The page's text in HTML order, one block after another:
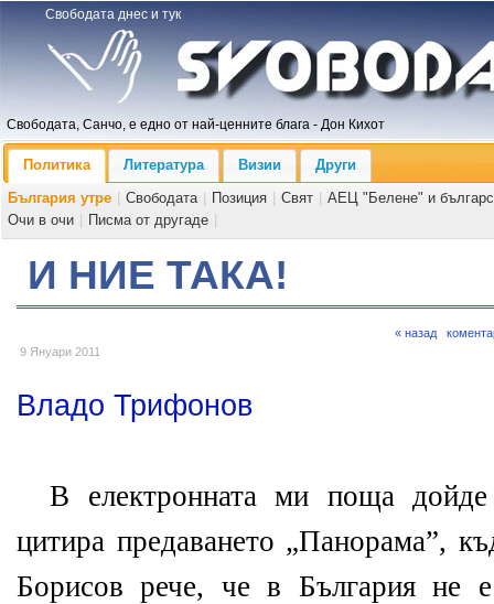
Свободата днес и тук
Свободата, Санчо, е едно от най-ценните блага - Дон Кихот
Политика Литература Визии
Други
България утре
Свободата Позиция Свят
АЕЦ "Белене" и
Очи в очи
Писма от другаде
И НИЕ ТАКА!
9 Януари 2011
« назад
Владо Трифонов
В eлектронната ми поща
цитира предаването „Панорама”,
Борисов рече, че в България не